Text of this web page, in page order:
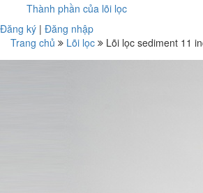
Thành phần của lõi lọc
Đăng ký | Đăng nhập
Trang chủ
Lõi lọc Lõi lọc sediment 11